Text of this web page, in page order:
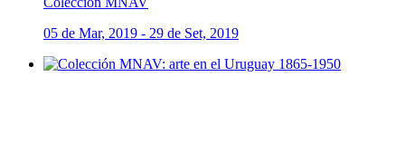
05 de Mar, 2019 - 29 de Set, 2019